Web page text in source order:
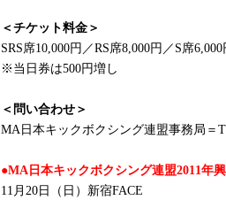
＜チケット料金＞
SRS席10,000円／RS席8,000円／S席
※当日券は500円増し
＜問い合わせ＞
MA日本キックボクシング連盟事務局＝
●MA日本キックボクシング連盟2011年
11月20日（日）新宿FACE